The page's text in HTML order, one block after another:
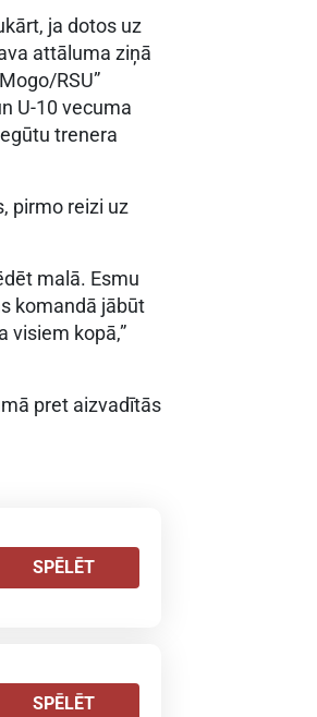
ja dotos uz
attāluma ziņā
RSU”
U-10 vecuma
trenera
pirmo reizi uz
malā. Esmu
komandā jābūt
visiem kopā,”
pret aizvadītās
SPĒLĒT
SPĒLĒT